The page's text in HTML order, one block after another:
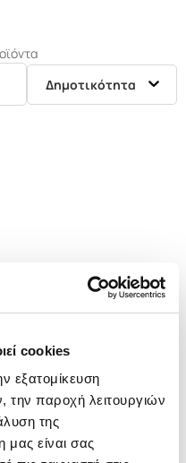
cookies
εξατομίκευση
την παροχή λειτουργιών
της
μας είναι σας
Δημοτικότητα